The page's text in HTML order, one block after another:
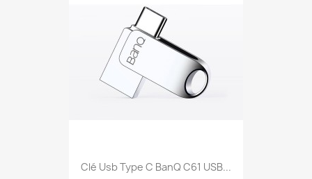
Clé Usb Type C BanQ C61 USB...